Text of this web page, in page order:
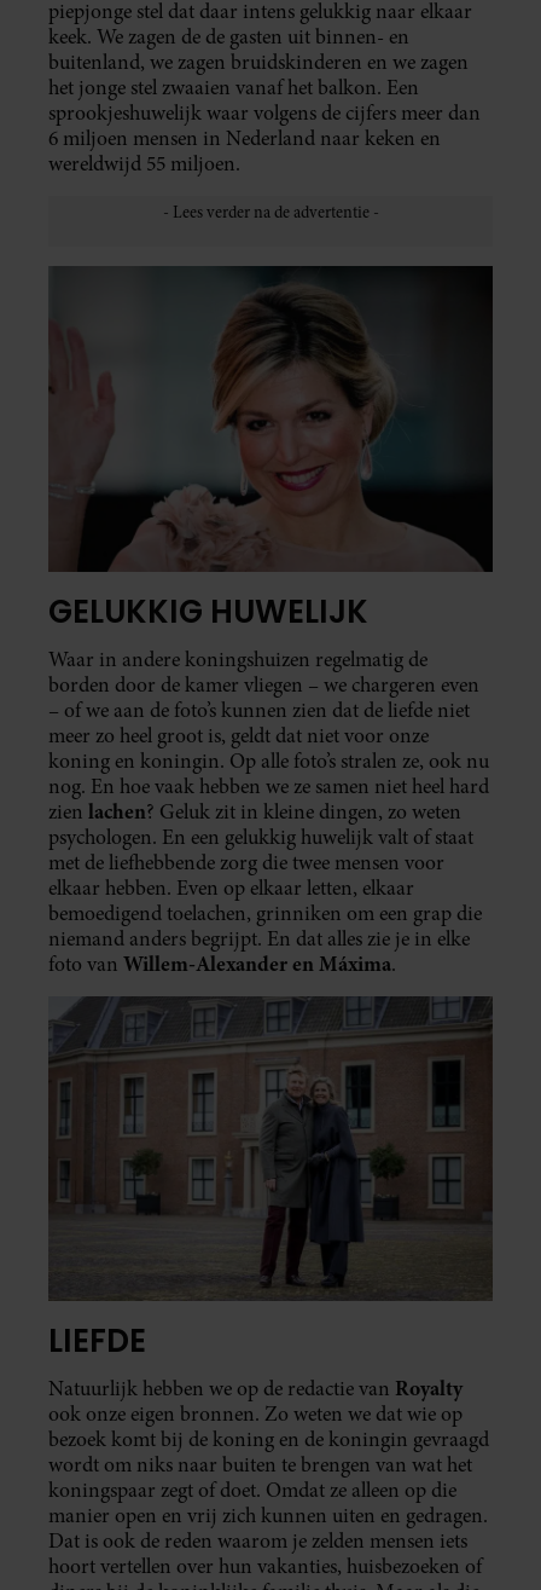
piepjonge stel dat daar intens gelukkig naar elkaar
keek. We zagen de de gasten uit binnen- en
buitenland, we zagen bruidskinderen en we zagen
het jonge stel zwaaien vanaf het balkon. Een
sprookjeshuwelijk waar volgens de cijfers meer dan
6 miljoen mensen in Nederland naar keken en
wereldwijd 55 miljoen.
GELUKKIG HUWELIJK
Waar in andere koningshuizen regelmatig de
borden door de kamer vliegen – we chargeren even
– of we aan de foto’s kunnen zien dat de liefde niet
meer zo heel groot is, geldt dat niet voor onze
koning en koningin. Op alle foto’s stralen ze, ook nu
nog. En hoe vaak hebben we ze samen niet heel hard
zien lachen? Geluk zit in kleine dingen, zo weten
psychologen. En een gelukkig huwelijk valt of staat
met de liefhebbende zorg die twee mensen voor
elkaar hebben. Even op elkaar letten, elkaar
bemoedigend toelachen, grinniken om een grap die
niemand anders begrijpt. En dat alles zie je in elke
foto van Willem-Alexander en Máxima.
LIEFDE
Natuurlijk hebben we op de redactie van Royalty
ook onze eigen bronnen. Zo weten we dat wie op
bezoek komt bij de koning en de koningin gevraagd
wordt om niks naar buiten te brengen van wat het
koningspaar zegt of doet. Omdat ze alleen op die
manier open en vrij zich kunnen uiten en gedragen.
Dat is ook de reden waarom je zelden mensen iets
hoort vertellen over hun vakanties, huisbezoeken of